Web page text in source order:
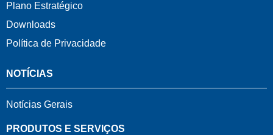
Plano Estratégico
Downloads
Política de Privacidade
NOTÍCIAS
Notícias Gerais
PRODUTOS E SERVIÇOS